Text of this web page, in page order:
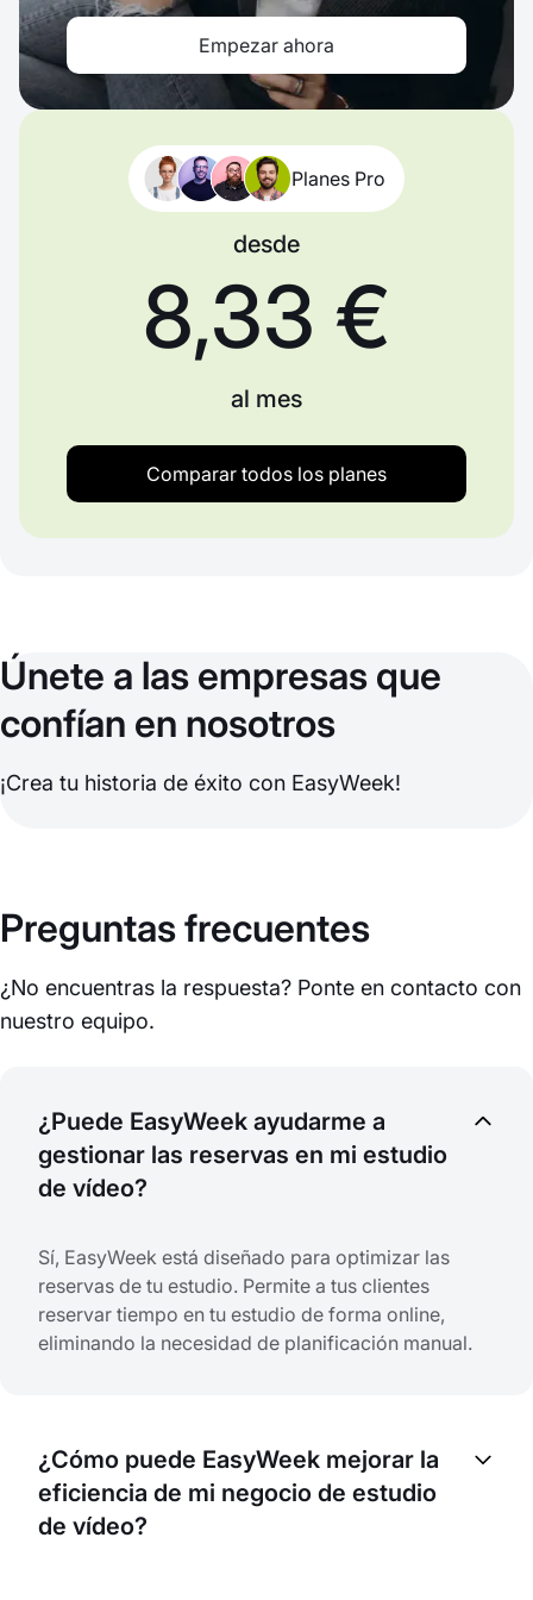
Empezar ahora
Planes Pro
desde
8,33 €
al mes
Comparar todos los planes
Únete a las empresas que
confían en nosotros
¡Crea tu historia de éxito con EasyWeek!
Preguntas frecuentes
¿No encuentras la respuesta? Ponte en contacto con
nuestro equipo.
¿Puede EasyWeek ayudarme a
gestionar las reservas en mi estudio
de vídeo?
Sí, EasyWeek está diseñado para optimizar las
reservas de tu estudio. Permite a tus clientes
reservar tiempo en tu estudio de forma online,
eliminando la necesidad de planificación manual.
¿Cómo puede EasyWeek mejorar la
eficiencia de mi negocio de estudio
de vídeo?